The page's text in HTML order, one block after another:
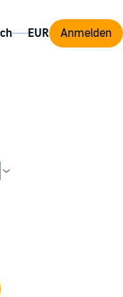
Anmelden